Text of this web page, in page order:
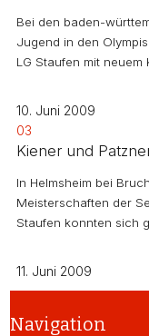
Bei den baden-
Jugend in den
LG Staufen mit neuem
10. Juni 2009
03
Kiener und
In Helmsheim bei
Meisterschaften der
Staufen konnten sich
11. Juni 2009
Navigation